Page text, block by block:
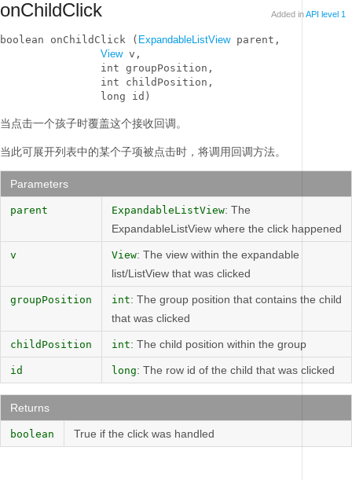
onChildClick Added inAPI level 1
boolean onChildClick ( ExpandableListView parent,
View v,
                int groupPosition,
                int childPosition,
                long id)
当点击一个孩子时覆盖这个接收回调。
当此可展开列表中的某个子项被点击时，将调用回调方法。
Parameters
parent ExpandableListView: The
ExpandableListView where the click happened
v View: The view within the expandable
list/ListView that was clicked
groupPosition int: The group position that contains the child
that was clicked
childPosition int: The child position within the group
id long: The row id of the child that was clicked
Returns
boolean True if the click was handled